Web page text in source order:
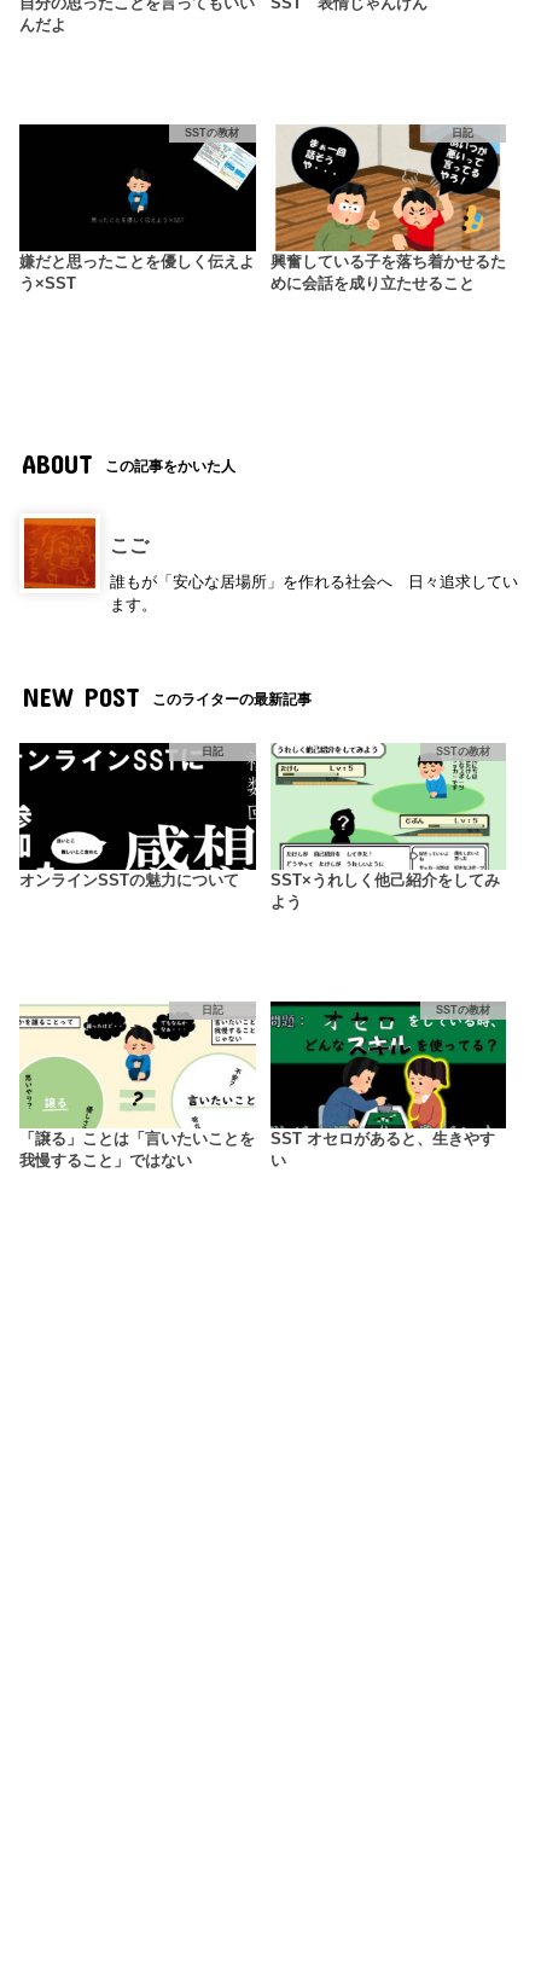
自分の思ったことを言ってもいい
んだよ
SST 表情じゃんけん
SSTの教材
嫌だと思ったことを優しく伝えよ
う×SST
日記
興奮している子を落ち着かせるた
めに会話を成り立たせること
ABOUT この記事をかいた人
こご
誰もが「安心な居場所」を作れる社会へ 日々追求してい
ます。
NEW POST このライターの最新記事
日記
オンラインSSTの魅力について
SSTの教材
SST×うれしく他己紹介をしてみ
よう
日記
「譲る」ことは「言いたいことを
我慢すること」ではない
SSTの教材
SST オセロがあると、生きやす
い